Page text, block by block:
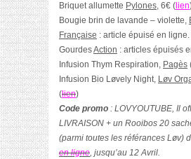
Briquet allumette Pylones, 6€ ( lien
Bougie brin de lavande – violette,
Française : article épuisé en ligne.
GourdesAction : articles épuisés
Infusion Thym Respiration, Pagès
Infusion Bio Løvely Night, Løv
(lien)
Code promo : LOVYOUTUBE, Il
LIVRAISON + un Rooibos 20
(parmi toutes les référances Løv)
en ligne, jusqu’au 12 Avril.